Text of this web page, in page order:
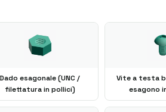
Dado esagonale (UNC /
filettatura in pollici)
Vite a testa
esagono